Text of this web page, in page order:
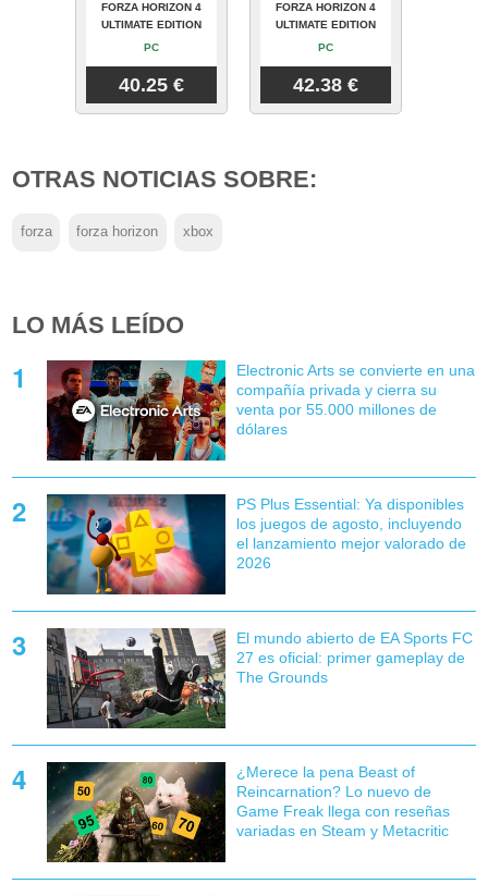
FORZA HORIZON 4
ULTIMATE EDITION
PC
40.25 €
FORZA HORIZON 4
ULTIMATE EDITION
PC
42.38 €
OTRAS NOTICIAS SOBRE:
forza forza horizon xbox
LO MÁS LEÍDO
Electronic Arts se convierte en una
compañía privada y cierra su
venta por 55.000 millones de
dólares
PS Plus Essential: Ya disponibles
los juegos de agosto, incluyendo
el lanzamiento mejor valorado de
2026
El mundo abierto de EA Sports FC
27 es oficial: primer gameplay de
The Grounds
¿Merece la pena Beast of
Reincarnation? Lo nuevo de
Game Freak llega con reseñas
variadas en Steam y Metacritic